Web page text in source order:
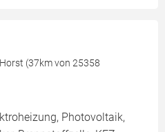
(37km von 25358
Photovoltaik,